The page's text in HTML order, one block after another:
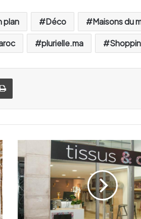
plan Déco Maisons du
plurielle.ma
i
s
s
u
s
&